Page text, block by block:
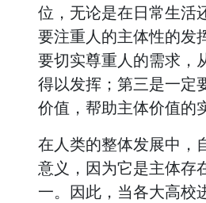
位，无论是在日常生活
要注重人的主体性的发
要切实尊重人的需求，
得以发挥；第三是一定
价值，帮助主体价值的
在人类的整体发展中，
意义，因为它是主体存
一。因此，当各大高校